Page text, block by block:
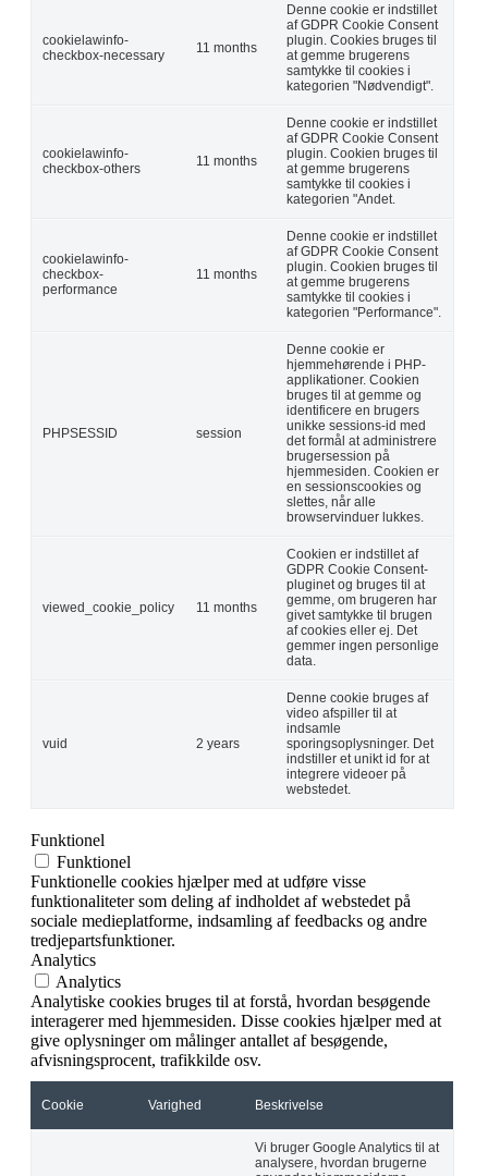
cookielawinfo-
checkbox-necessary
11 months
Denne cookie er indstillet
af GDPR Cookie Consent
plugin. Cookies bruges til
at gemme brugerens
samtykke til cookies i
kategorien "Nødvendigt".
cookielawinfo-
checkbox-others
11 months
Denne cookie er indstillet
af GDPR Cookie Consent
plugin. Cookien bruges til
at gemme brugerens
samtykke til cookies i
kategorien "Andet.
cookielawinfo-
checkbox-
performance
11 months
Denne cookie er indstillet
af GDPR Cookie Consent
plugin. Cookien bruges til
at gemme brugerens
samtykke til cookies i
kategorien "Performance".
PHPSESSID session
Denne cookie er
hjemmehørende i PHP-
applikationer. Cookien
bruges til at gemme og
identificere en brugers
unikke sessions-id med
det formål at administrere
brugersession på
hjemmesiden. Cookien er
en sessionscookies og
slettes, når alle
browservinduer lukkes.
viewed_cookie_policy 11 months
Cookien er indstillet af
GDPR Cookie Consent-
pluginet og bruges til at
gemme, om brugeren har
givet samtykke til brugen
af cookies eller ej. Det
gemmer ingen personlige
data.
vuid 2 years
Denne cookie bruges af
video afspiller til at
indsamle
sporingsoplysninger. Det
indstiller et unikt id for at
integrere videoer på
webstedet.
Funktionel
Funktionel
Funktionelle cookies hjælper med at udføre visse
funktionaliteter som deling af indholdet af webstedet på
sociale medieplatforme, indsamling af feedbacks og andre
tredjepartsfunktioner.
Analytics
Analytics
Analytiske cookies bruges til at forstå, hvordan besøgende
interagerer med hjemmesiden. Disse cookies hjælper med at
give oplysninger om målinger antallet af besøgende,
afvisningsprocent, trafikkilde osv.
Cookie Varighed Beskrivelse
Vi bruger Google Analytics til at
analysere, hvordan brugerne